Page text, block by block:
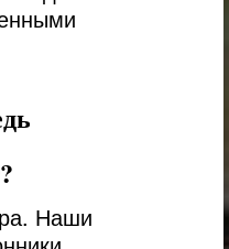
Наши